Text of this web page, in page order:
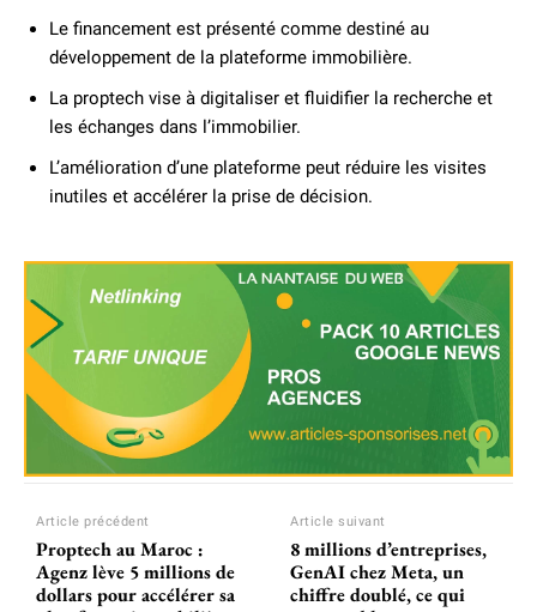
Le financement est présenté comme destiné au
développement de la plateforme immobilière.
La proptech vise à digitaliser et fluidifier la recherche et
les échanges dans l’immobilier.
L’amélioration d’une plateforme peut réduire les visites
inutiles et accélérer la prise de décision.
Article précédent
Proptech au Maroc :
Agenz lève 5 millions de
dollars pour accélérer sa
Article suivant
8 millions d’entreprises,
GenAI chez Meta, un
chiffre doublé, ce qui